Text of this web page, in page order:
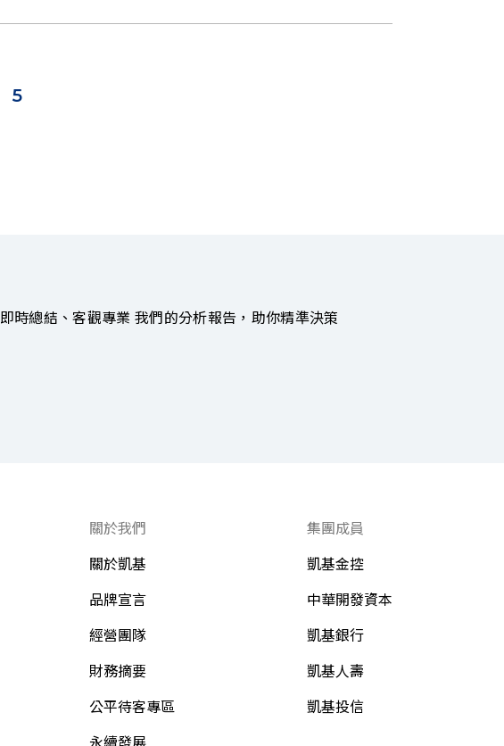
5
即時總結、客觀專業 我們的分析報告，助你精準決策
關於我們
關於凱基
品牌宣言
經營團隊
財務摘要
公平待客專區
永續發展
集團成員
凱基金控
中華開發資本
凱基銀行
凱基人壽
凱基投信